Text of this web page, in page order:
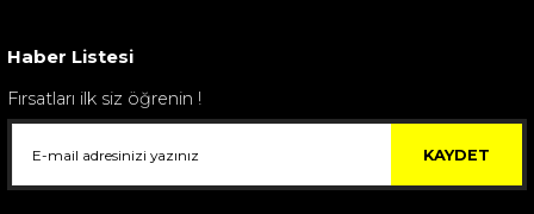
Haber Listesi
Fırsatları ilk siz öğrenin !
KAYDET